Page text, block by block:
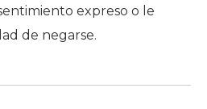
expreso o le
de negarse.